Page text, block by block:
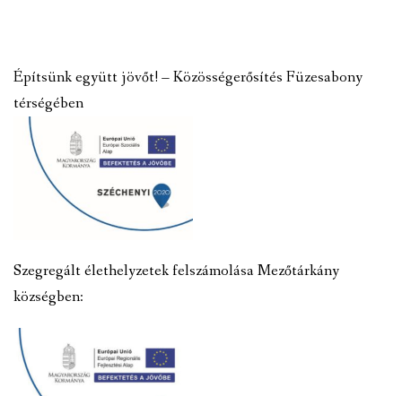
Építsünk együtt jövőt! – Közösségerősítés Füzesabony
térségében
Szegregált élethelyzetek felszámolása Mezőtárkány
községben: